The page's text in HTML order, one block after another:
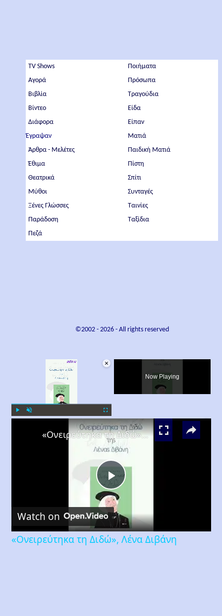
TV Shows
Αγορά
Βιβλία
Βίντεο
Διάφορα
Έγραψαν
Άρθρα - Μελέτες
Έθιμα
Θεατρικά
Μύθοι
Ξένες Γλώσσες
Παράδοση
Πεζά
Ποιήματα
Πρόσωπα
Τραγούδια
Είδα
Είπαν
Ματιά
Παιδική Ματιά
Πίστη
Σπίτι
Συνταγές
Ταινίες
Ταξίδια
©2002 - 2026- All rights reserved
×
Now Playing
Play
Video
«Ονειρεύτηκα τη Διδώ», Λένα Διβάνη
Watch on
«Ονειρεύτηκα τη Διδώ», Λένα Διβάνη